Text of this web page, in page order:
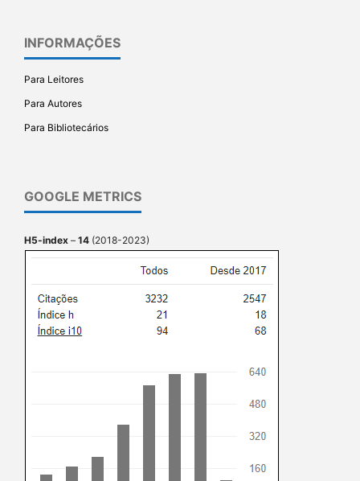
INFORMAÇÕES
Para Leitores
Para Autores
Para Bibliotecários
GOOGLE METRICS
H5-index – 14 (2018-2023)